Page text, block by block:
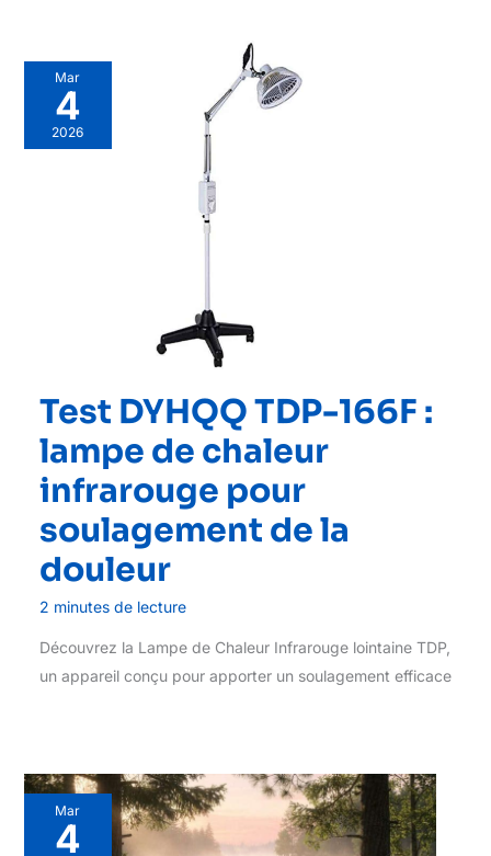
Mar
4
2026
Test DYHQQ TDP-166F :
lampe de chaleur
infrarouge pour
soulagement de la
douleur
2 minutes de lecture
Découvrez la Lampe de Chaleur Infrarouge lointaine TDP,
un appareil conçu pour apporter un soulagement efficace
Mar
4